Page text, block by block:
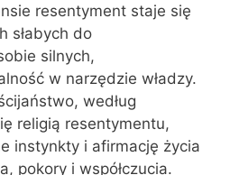
resentyment staje się
słabych do
silnych,
w narzędzie władzy.
według
religią resentymentu,
instynkty i afirmację życia
pokory i współczucia.